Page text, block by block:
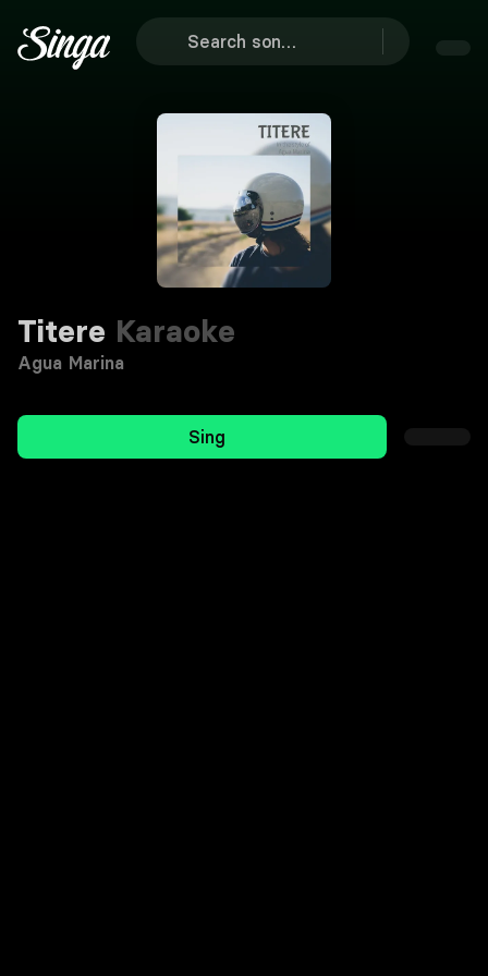
Titere Karaoke
Agua Marina
Sing